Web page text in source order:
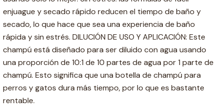
enjuague y secado rápido reducen el tiempo de baño y
secado, lo que hace que sea una experiencia de baño
rápida y sin estrés. DILUCIÓN DE USO Y APLICACIÓN: Este
champú está diseñado para ser diluido con agua usando
una proporción de 10:1 de 10 partes de agua por 1 parte de
champú. Esto significa que una botella de champú para
perros y gatos dura más tiempo, por lo que es bastante
rentable.